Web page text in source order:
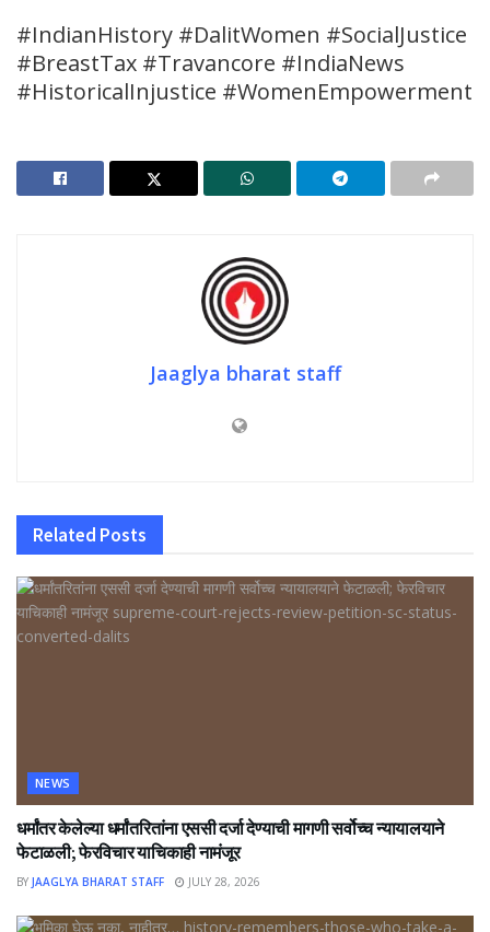
#IndianHistory #DalitWomen #SocialJustice
#BreastTax #Travancore #IndiaNews
#HistoricalInjustice #WomenEmpowerment
Jaaglya bharat staff
Related Posts
NEWS
धर्मांतर केलेल्या धर्मांतरितांना एससी दर्जा देण्याची मागणी सर्वोच्च न्यायालयाने
फेटाळली; फेरविचार याचिकाही नामंजूर
BY JAAGLYA BHARAT STAFF JULY 28, 2026